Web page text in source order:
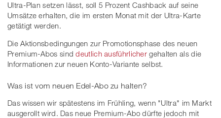
Ultra-Plan setzen lässt, soll 5 Prozent Cashback auf seine
Umsätze erhalten, die im ersten Monat mit der Ultra-Karte
getätigt werden.
Die Aktionsbedingungen zur Promotionsphase des neuen
Premium-Abos sinddeutlich ausführlicher gehalten als die
Informationen zur neuen Konto-Variante selbst.
Was ist vom neuen Edel-Abo zu halten?
Das wissen wir spätestens im Frühling, wenn "Ultra" im Markt
ausgerollt wird. Das neue Premium-Abo dürfte jedoch mit